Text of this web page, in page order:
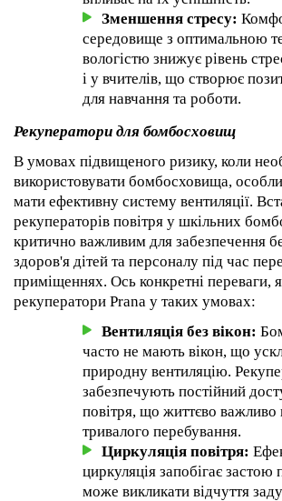
Зменшення стресу:
середовище з оптимальною
вологістю знижує рівень
і у вчителів, що створює
для навчання та роботи.
Рекуператори для бомбосховищ
В умовах підвищеного ризику, коли
використовувати бомбосховища,
мати ефективну систему вентиляції.
рекуператорів повітря у шкільних
критично важливим для забезпечення
здоров'я дітей та персоналу під час
приміщеннях. Ось конкретні переваги,
рекуператори Prana у таких умовах:
Вентиляція без вікон:
часто не мають вікон, що
природну вентиляцію.
забезпечують постійний
повітря, що життєво важливо
тривалого перебування.
Циркуляція повітря:
циркуляція запобігає застою
може викликати відчуття